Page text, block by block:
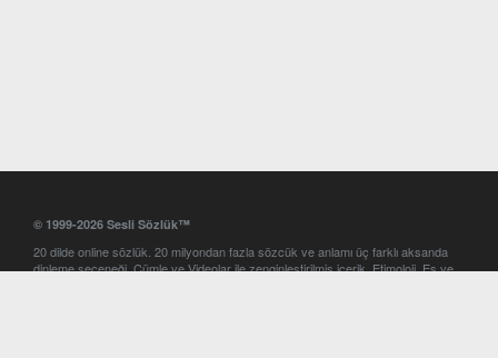
© 1999-2026 Sesli Sözlük™
20 dilde online sözlük. 20 milyondan fazla sözcük ve anlamı üç farklı aksanda
dinleme seçeneği. Cümle ve Videolar ile zenginleştirilmiş içerik. Etimoloji, Eş ve